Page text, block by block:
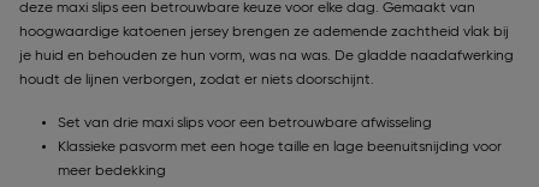
deze maxi slips een betrouwbare keuze voor elke dag. Gemaakt van
hoogwaardige katoenen jersey brengen ze ademende zachtheid vlak bij
je huid en behouden ze hun vorm, was na was. De gladde naadafwerking
houdt de lijnen verborgen, zodat er niets doorschijnt.
Set van drie maxi slips voor een betrouwbare afwisseling
Klassieke pasvorm met een hoge taille en lage beenuitsnijding voor
meer bedekking